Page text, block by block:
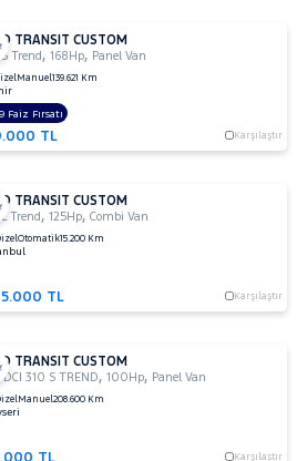
TRANSIT CUSTOM
Trend ,168Hp, Panel Van
Manuel139.621 Km
TL Karşılaştır
Faiz Fırsatı
TRANSIT CUSTOM
Trend ,125Hp,Combi Van
Otomatik15.200 Km
TL Karşılaştır
TRANSIT CUSTOM
310 S TREND,100Hp, Panel Van
Manuel208.600 Km
Karşılaştır